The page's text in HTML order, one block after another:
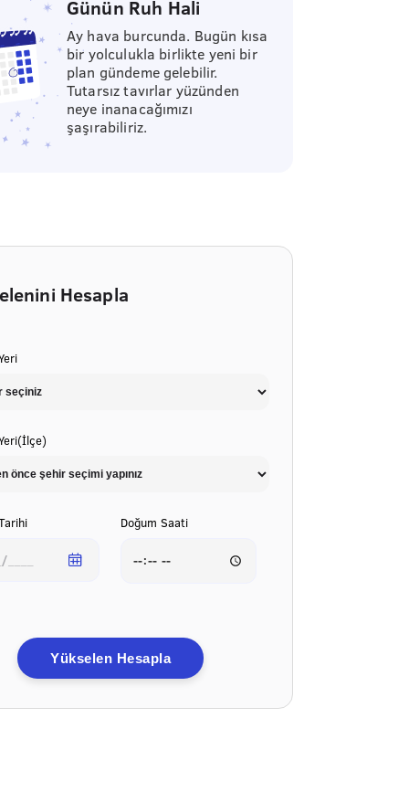
Günün Ruh Hali
Ay hava burcunda. Bugün kısa
bir yolculukla birlikte yeni bir
plan gündeme gelebilir.
Tutarsız tavırlar yüzünden
neye inanacağımızı
şaşırabiliriz.
Hesapla
Doğum Saati
Yükselen Hesapla